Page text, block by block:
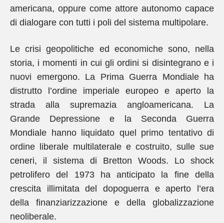
americana, oppure come attore autonomo capace
di dialogare con tutti i poli del sistema multipolare.
Le crisi geopolitiche ed economiche sono, nella
storia, i momenti in cui gli ordini si disintegrano e i
nuovi emergono. La Prima Guerra Mondiale ha
distrutto l’ordine imperiale europeo e aperto la
strada alla supremazia angloamericana. La
Grande Depressione e la Seconda Guerra
Mondiale hanno liquidato quel primo tentativo di
ordine liberale multilaterale e costruito, sulle sue
ceneri, il sistema di Bretton Woods. Lo shock
petrolifero del 1973 ha anticipato la fine della
crescita illimitata del dopoguerra e aperto l’era
della finanziarizzazione e della globalizzazione
neoliberale.